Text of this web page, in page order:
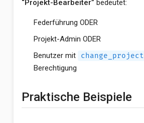
“Projekt-Bearbeiter” bedeutet:
Federführung ODER
Projekt-Admin ODER
Benutzer mit
change_project
Berechtigung
Praktische Beispiele